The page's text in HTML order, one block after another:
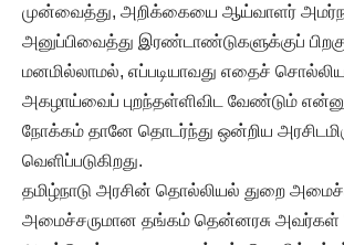
முன்வைத்து, அறிக்கையை ஆய்வாளர்
அனுப்பிவைத்து இரண்டாண்டுகளுக்குப்
மனமில்லாமல், எப்படியாவது எதைச்
அகழாய்வைப் புறந்தள்ளிவிட வேண்டும்
நோக்கம் தானே தொடர்ந்து ஒன்றிய
வெளிப்படுகிறது.
தமிழ்நாடு அரசின் தொல்லியல் துறை
அமைச்சருமான தங்கம் தென்னரசு அவர்கள்